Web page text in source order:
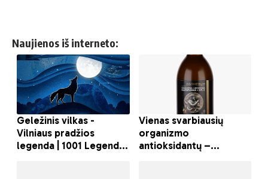
Naujienos iš interneto: